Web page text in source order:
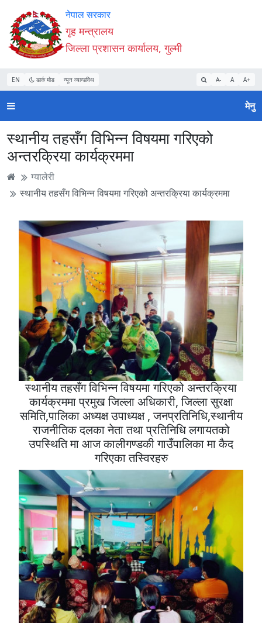
Accessibility
Mode
सुरु
गर्नुहोस्
सामाग्री
पढ्नुहाेस्
नेभिगेसन
पढ्नुहाेस्
वेबसाइट
खोजमा
जानुहोस्
नेपाल सरकार
गृह मन्त्रालय
जिल्ला प्रशासन कार्यालय, गुल्मी
EN डार्क मोड न्यून व्यान्डविथ A- A A+
मेनु
स्थानीय तहसँग विभिन्न विषयमा गरिएको
अन्तरक्रिया कार्यक्रममा
ग्यालेरी
स्थानीय तहसँग विभिन्न विषयमा गरिएको अन्तरक्रिया कार्यक्रममा
स्थानीय तहसँग विभिन्न विषयमा गरिएको अन्तरक्रिया
कार्यक्रममा प्रमुख जिल्ला अधिकारी, जिल्ला सुरक्षा
समिति,पालिका अध्यक्ष उपाध्यक्ष , जनप्रतिनिधि,स्थानीय
राजनीतिक दलका नेता तथा प्रतिनिधि लगायतको
उपस्थिति मा आज कालीगण्डकी गाउँपालिका मा कैद
गरिएका तस्विरहरु